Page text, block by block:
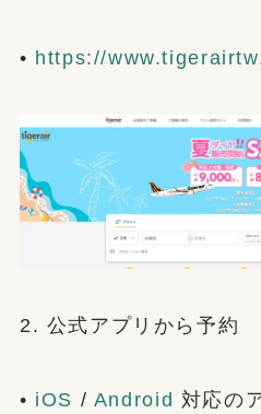
• https://
2. 公式アプリから予約
• iOS / Android 対応の